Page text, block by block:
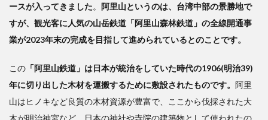
ースが入ってきました。 阿里山というのは、台湾中部の景勝地で
すが、観光客に人気の山岳鉄道「阿里山森林鉄道」の全線開通事
業が2023年末の完成を目指して進められているとのことです。
この 「阿里山鉄道」は日本が統治をしていた時代の1906(明治39)
年に切り出した木材を運搬するために敷設されたものです。 阿里
山はヒノキなど良質の木材資源が豊富で、ここから伐採された大
木が明治神宮など、日本の神社や寺院の建築物として使われたの